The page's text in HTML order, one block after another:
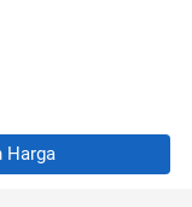
Harga